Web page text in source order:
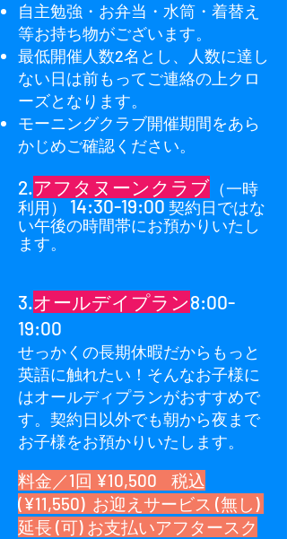
自主勉強・お弁当・水筒・着替え
等お持ち物がございます。
最低開催人数2名とし、人数に達し
ない日は前もってご連絡の上クロ
ーズとなります。
モーニングクラブ開催期間をあら
かじめご確認ください。
2.アフタヌーンクラブ （一時
利用） 14:30-19:00契約日ではな
い午後の時間帯にお預かりいたし
ます。
3.オールデイプラン8:00-
19:00
せっかくの長期休暇だからもっと
英語に触れたい！そんなお子様に
はオールディプランがおすすめで
す。契約日以外でも朝から夜まで
お子様をお預かりいたします。
料金／1回 ¥10,500 税込
(¥11,550) お迎えサービス (無し)
延長 (可) お支払いアフタースク